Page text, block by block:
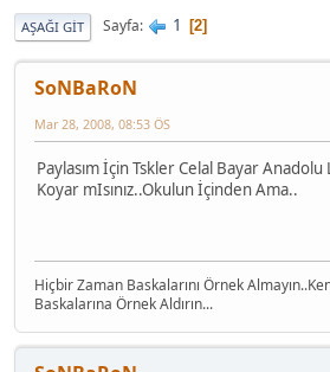
AŞAĞI GIT Sayfa 1 2
SoNBaRoN
Mar 28, 2008, 08:53 ÖS
Paylasım İçin Tskler Celal Bayar Anadolu
Koyar mIsınız..Okulun İçinden Ama..
Hiçbir Zaman Baskalarını Örnek
Baskalarına Örnek Aldırın...